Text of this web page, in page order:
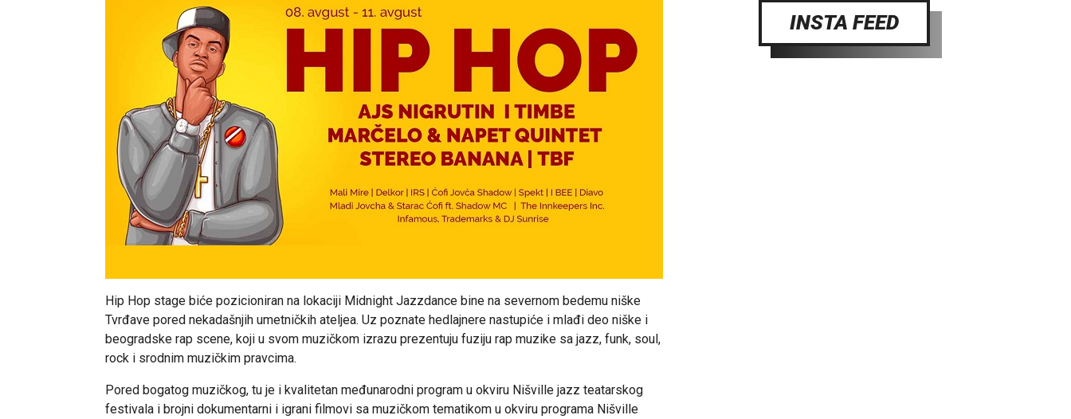
Hip Hop stage biće pozicioniran na lokaciji Midnight Jazzdance bine na severnom bedemu niške
Tvrđave pored nekadašnjih umetničkih ateljea. Uz poznate hedlajnere nastupiće i mlađi deo niške i
beogradske rap scene, koji u svom muzičkom izrazu prezentuju fuziju rap muzike sa jazz, funk, soul,
rock i srodnim muzičkim pravcima.
Pored bogatog muzičkog, tu je i kvalitetan međunarodni program u okviru Nišville jazz teatarskog
festivala i brojni dokumentarni i igrani filmovi sa muzičkom tematikom u okviru programa Nišville
INSTA FEED